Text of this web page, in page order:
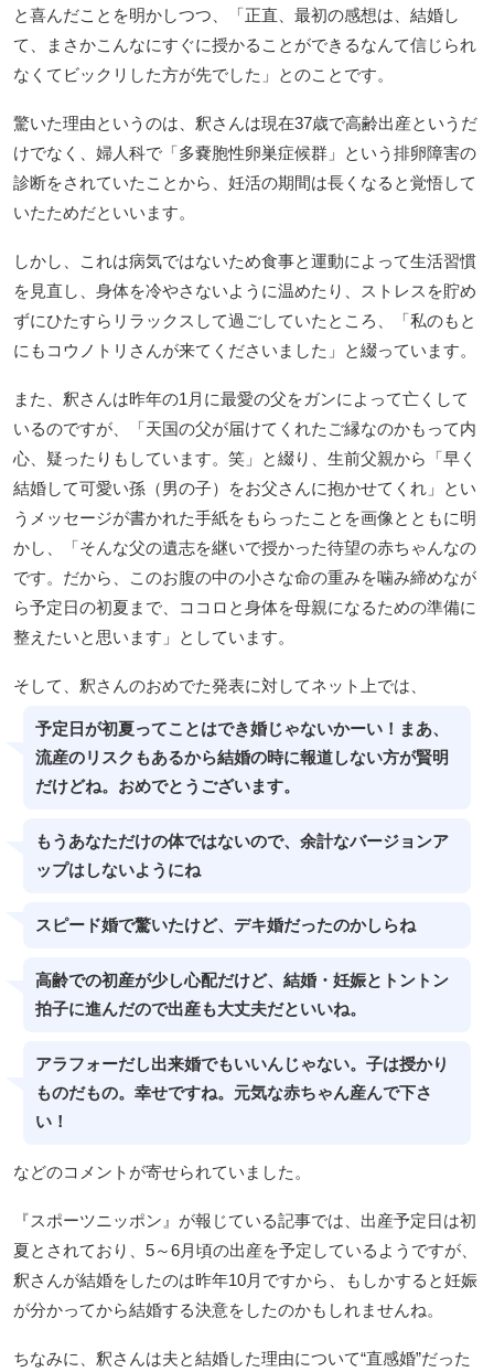
と喜んだことを明かしつつ、「正直、最初の感想は、結婚し
て、まさかこんなにすぐに授かることができるなんて信じられ
なくてビックリした方が先でした」とのことです。
驚いた理由というのは、釈さんは現在37歳で高齢出産というだ
けでなく、婦人科で「多嚢胞性卵巣症候群」という排卵障害の
診断をされていたことから、妊活の期間は長くなると覚悟して
いたためだといいます。
しかし、これは病気ではないため食事と運動によって生活習慣
を見直し、身体を冷やさないように温めたり、ストレスを貯め
ずにひたすらリラックスして過ごしていたところ、「私のもと
にもコウノトリさんが来てくださいました」と綴っています。
また、釈さんは昨年の1月に最愛の父をガンによって亡くして
いるのですが、「天国の父が届けてくれたご縁なのかもって内
心、疑ったりもしています。笑」と綴り、生前父親から「早く
結婚して可愛い孫（男の子）をお父さんに抱かせてくれ」とい
うメッセージが書かれた手紙をもらったことを画像とともに明
かし、「そんな父の遺志を継いで授かった待望の赤ちゃんなの
です。だから、このお腹の中の小さな命の重みを噛み締めなが
ら予定日の初夏まで、ココロと身体を母親になるための準備に
整えたいと思います」としています。
そして、釈さんのおめでた発表に対してネット上では、
予定日が初夏ってことはでき婚じゃないかーい！まあ、
流産のリスクもあるから結婚の時に報道しない方が賢明
だけどね。おめでとうございます。
もうあなただけの体ではないので、余計なバージョンア
ップはしないようにね
スピード婚で驚いたけど、デキ婚だったのかしらね
高齢での初産が少し心配だけど、結婚・妊娠とトントン
拍子に進んだので出産も大丈夫だといいね。
アラフォーだし出来婚でもいいんじゃない。子は授かり
ものだもの。幸せですね。元気な赤ちゃん産んで下さ
い！
などのコメントが寄せられていました。
『スポーツニッポン』が報じている記事では、出産予定日は初
夏とされており、5～6月頃の出産を予定しているようですが、
釈さんが結婚をしたのは昨年10月ですから、もしかすると妊娠
が分かってから結婚する決意をしたのかもしれませんね。
ちなみに、釈さんは夫と結婚した理由について“直感婚”だった